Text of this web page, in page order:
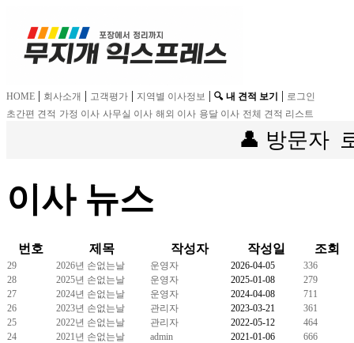
HOME | 회사소개 | 고객평가 | 지역별 이사정보 | 🔍 내 견적 보기 | 로그인
초간편 견적 가정 이사 사무실 이사 해외 이사 용달 이사 전체 견적 리스트
👤 방문자
이사 뉴스
번호 제목 작성자 작성일 조회
29 2026년 손없는날 운영자 2026-04-05
336
28
2025년 손없는날 운영자 2025-01-08
279
27
2024년 손없는날 운영자 2024-04-08
711
26
2023년 손없는날 관리자 2023-03-21
361
25
2022년 손없는날 관리자 2022-05-12
464
24
2021년 손없는날 admin 2021-01-06
666